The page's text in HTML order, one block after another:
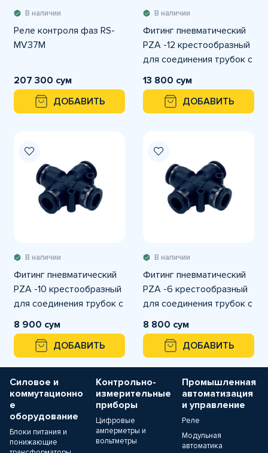
В наличии
Реле контроля фаз RS-
MV37M
207 300 сум
ДОБАВИТЬ
В наличии
Фитинг пневматический
PZA -12 крестообразный
для соединения трубок с
наружным диаметром
13 800 сум
ДОБАВИТЬ
В наличии
Фитинг пневматический
PZA -10 крестообразный
для соединения трубок с
наружным диаметром
8 900 сум
ДОБАВИТЬ
В наличии
Фитинг пневматический
PZA -6 крестообразный
для соединения трубок с
наружным диаметром
8 800 сум
ДОБАВИТЬ
Силовое и
коммутационно
е
оборудование
Блоки питания и
понижающие
Контрольно-
измерительные
приборы
Цифровые
амперметры и
вольтметры
Промышленная
автоматизация
и управление
Реле
Модульная
автоматика